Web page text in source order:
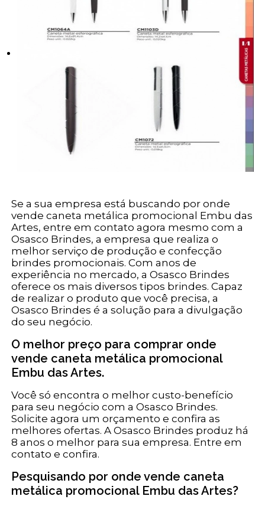
Se a sua empresa está buscando por onde
vende caneta metálica promocional Embu das
Artes, entre em contato agora mesmo com a
Osasco Brindes, a empresa que realiza o
melhor serviço de produção e confecção
brindes promocionais. Com anos de
experiência no mercado, a Osasco Brindes
oferece os mais diversos tipos brindes. Capaz
de realizar o produto que você precisa, a
Osasco Brindes é a solução para a divulgação
do seu negócio.
O melhor preço para comprar onde
vende caneta metálica promocional
Embu das Artes.
Você só encontra o melhor custo-benefício
para seu negócio com a Osasco Brindes.
Solicite agora um orçamento e confira as
melhores ofertas. A Osasco Brindes produz há
8 anos o melhor para sua empresa. Entre em
contato e confira.
Pesquisando por onde vende caneta
metálica promocional Embu das Artes?